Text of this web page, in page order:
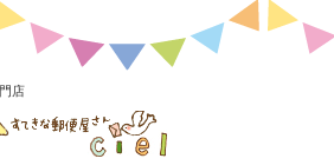
店